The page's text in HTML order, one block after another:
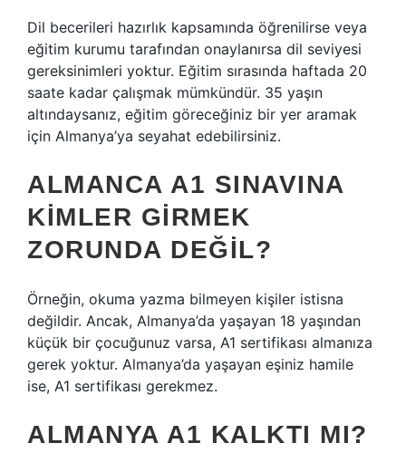
Dil becerileri hazırlık kapsamında öğrenilirse veya
eğitim kurumu tarafından onaylanırsa dil seviyesi
gereksinimleri yoktur. Eğitim sırasında haftada 20
saate kadar çalışmak mümkündür. 35 yaşın
altındaysanız, eğitim göreceğiniz bir yer aramak
için Almanya’ya seyahat edebilirsiniz.
ALMANCA A1 SINAVINA
KIMLER GIRMEK
ZORUNDA DEĞIL?
Örneğin, okuma yazma bilmeyen kişiler istisna
değildir. Ancak, Almanya’da yaşayan 18 yaşından
küçük bir çocuğunuz varsa, A1 sertifikası almanıza
gerek yoktur. Almanya’da yaşayan eşiniz hamile
ise, A1 sertifikası gerekmez.
ALMANYA A1 KALKTI MI?